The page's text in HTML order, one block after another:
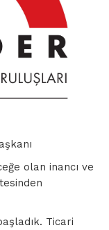
olan inancı ve
Ticari